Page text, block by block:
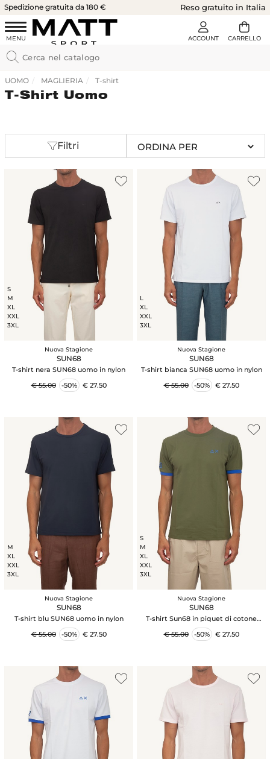
Spedizione gratuita da 180 € Reso gratuito in Italia
UOMO MAGLIERIA T-shirt
T-Shirt Uomo
Filtri
S
M
XL
XXL
3XL
Nuova Stagione
SUN68
T-shirt nera SUN68 uomo in nylon
€ 55.00
-50% € 27.50
L
XL
XXL
3XL
Nuova Stagione
SUN68
T-shirt bianca SUN68 uomo in nylon
€ 55.00
-50% € 27.50
M
XL
XXL
3XL
Nuova Stagione
SUN68
T-shirt blu SUN68 uomo in nylon
€ 55.00
-50% € 27.50
S
M
XL
XXL
3XL
Nuova Stagione
SUN68
T-shirt Sun68 in piquet di cotone
verde
€ 55.00
-50% € 27.50